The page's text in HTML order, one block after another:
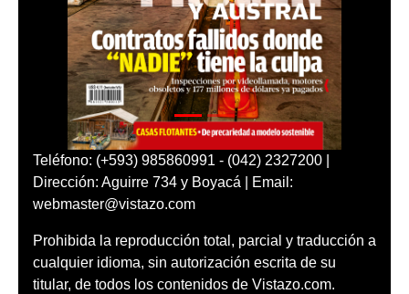
Teléfono: (+593) 985860991 - (042) 2327200 |
Dirección: Aguirre 734 y Boyacá | Email:
webmaster@vistazo.com
Prohibida la reproducción total, parcial y traducción a
cualquier idioma, sin autorización escrita de su
titular, de todos los contenidos de Vistazo.com.